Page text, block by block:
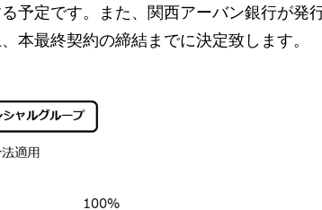
予定です。また、関西アーバン銀行が発
本最終契約の締結までに決定致します。